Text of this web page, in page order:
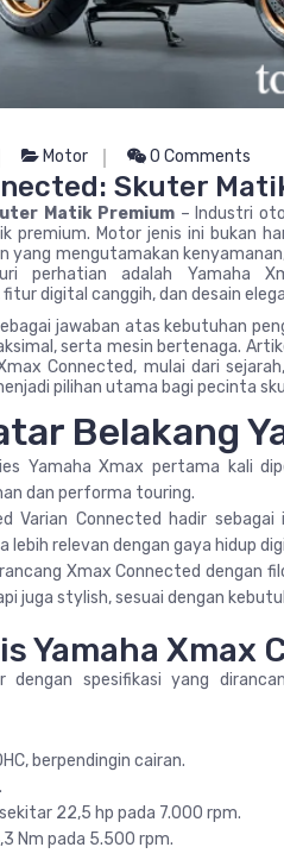
Motor 0 Comments
Skuter
Matik Premium– Industri
premium. Motor jenis ini bukan
yang mengutamakan
perhatian adalah Yamaha
digital canggih, dan desain
jawaban atas kebutuhan
serta mesin bertenaga.
Connected, mulai dari
pilihan utama bagi pecinta
Belakang
Yamaha Xmax pertama kali
dan performa touring.
Varian Connected hadir
lebih relevan dengan gaya hidup
Xmax Connected dengan
juga stylish, sesuai dengan
Yamaha Xmax
dengan spesifikasi yang
berpendingin cairan.
22,5 hp pada 7.000 rpm.
Nm pada 5.500 rpm.